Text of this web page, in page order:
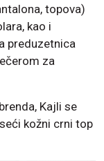
topova)
kao i
preduzetnica
za
Kajli se
kožni crni top